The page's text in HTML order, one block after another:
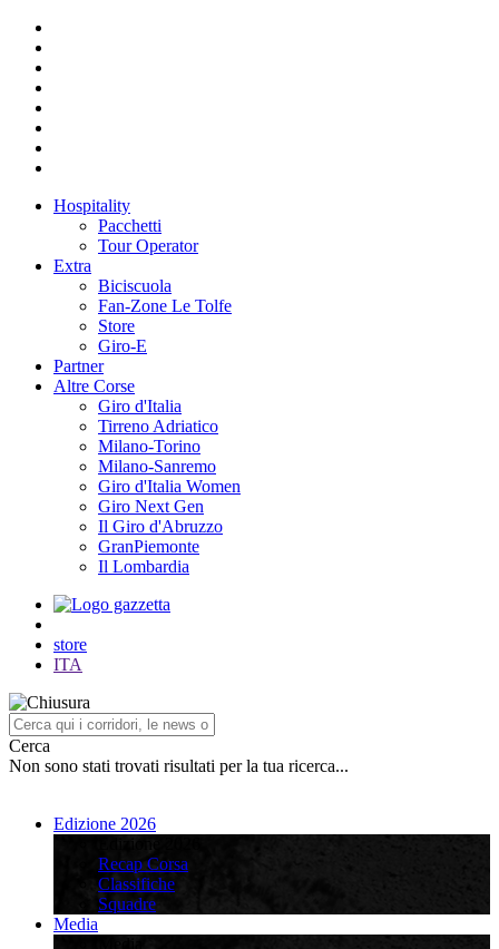
Hospitality
Pacchetti
Tour Operator
Extra
Biciscuola
Fan-Zone Le Tolfe
Store
Giro-E
Partner
Altre Corse
Giro d'Italia
Tirreno Adriatico
Milano-Torino
Milano-Sanremo
Giro d'Italia Women
Giro Next Gen
Il Giro d'Abruzzo
GranPiemonte
Il Lombardia
store
ITA
Cerca
Non sono stati trovati risultati per la tua ricerca...
Edizione 2026
Recap Corsa
Classifiche
Squadre
Media